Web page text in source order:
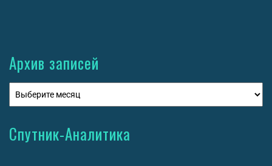
Архив записей
Спутник-Аналитика